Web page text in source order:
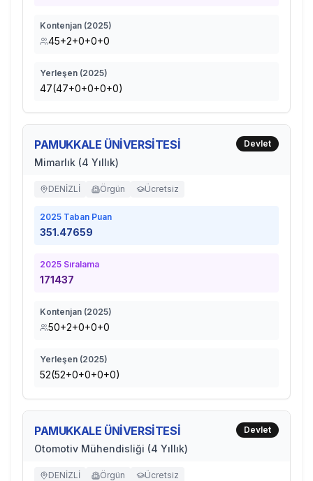
Kontenjan (2025)
45+2+0+0+0
Yerleşen (2025)
47(47+0+0+0+0)
PAMUKKALE ÜNİVERSİTESİ
Mimarlık (4 Yıllık)
Devlet
DENİZLİ Örgün Ücretsiz
2025 Taban Puan
351.47659
2025 Sıralama
171437
Kontenjan (2025)
50+2+0+0+0
Yerleşen (2025)
52(52+0+0+0+0)
PAMUKKALE ÜNİVERSİTESİ
Otomotiv Mühendisliği (4 Yıllık)
Devlet
DENİZLİ Örgün Ücretsiz